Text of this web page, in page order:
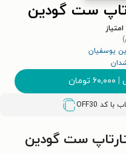
ست گودین
یوسفیان
| ۶۰,۰۰۰ تومان
OFF30
ست گودین